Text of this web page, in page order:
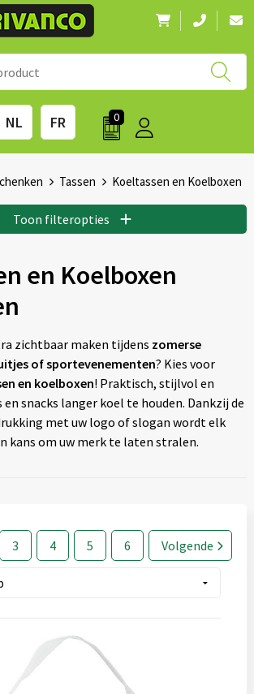
NL FR 0
Tassen Koeltassen en Koelboxen
Toon filteropties
en Koelboxen
zichtbaar maken tijdens zomerse
of sportevenementen? Kies voor
en koelboxen! Praktisch, stijlvol en
snacks langer koel te houden. Dankzij de
met uw logo of slogan wordt elk
kans om uw merk te laten stralen.
3 4 5 6 Volgende